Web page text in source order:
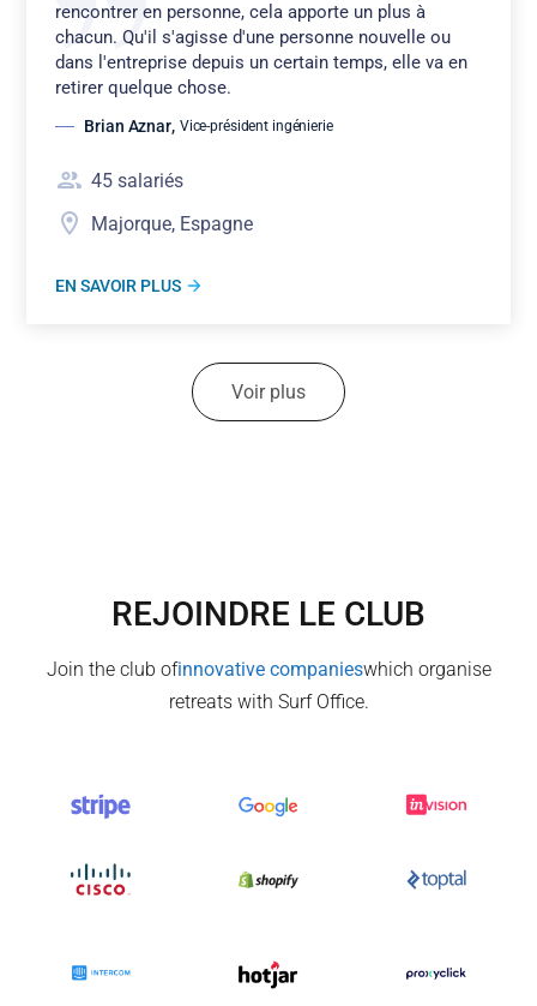
rencontrer en personne, cela apporte un plus à
chacun. Qu'il s'agisse d'une personne nouvelle ou
dans l'entreprise depuis un certain temps, elle va en
retirer quelque chose.
Brian Aznar, Vice-président ingénierie
45 salariés
Majorque, Espagne
EN SAVOIR PLUS
Voir plus
REJOINDRE LE CLUB
Join the club ofinnovative companieswhich organise
retreats with Surf Office.